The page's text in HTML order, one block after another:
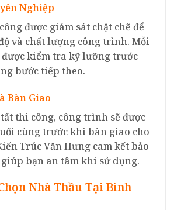
Nghiệp
được giám sát chặt chẽ để
và chất lượng công trình. Mỗi
kiểm tra kỹ lưỡng trước
bước tiếp theo.
Bàn Giao
thi công, công trình sẽ được
cùng trước khi bàn giao cho
Trúc Văn Hưng cam kết bảo
bạn an tâm khi sử dụng.
Nhà Thầu Tại Bình